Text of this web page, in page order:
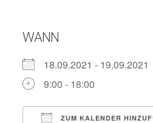
WANN
18.09.2021 - 19.09.2021
9:00 - 18:00
ZUM KALENDER